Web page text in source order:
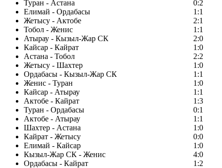
Туран - Астана
0:2
Елимай - Ордабасы
1:1
Жетысу - Актобе
2:1
Тобол - Женис
1:1
Атырау - Кызыл-Жар СК
2:0
Кайсар - Кайрат
1:0
Астана - Тобол
2:2
Жетысу - Шахтер
1:0
Ордабасы - Кызыл-Жар СК
1:1
Женис - Туран
1:0
Кайсар - Атырау
1:1
Актобе - Кайрат
1:3
Туран - Ордабасы
0:1
Актобе - Атырау
1:1
Шахтер - Астана
1:0
Кайрат - Жетысу
0:0
Елимай - Кайсар
1:0
Кызыл-Жар СК - Женис
4:0
Ордабасы - Кайрат
1:2